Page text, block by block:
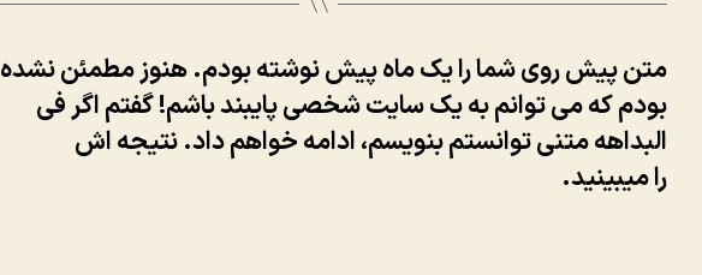
متن پیش روی شما را یک ماه پیش نوشته بودم. هنوز مطمئن نشده
بودم که می توانم به یک سایت شخصی پایبند باشم! گفتم اگر فی
البداهه متنی توانستم بنویسم، ادامه خواهم داد. نتیجه اش
را میبینید.